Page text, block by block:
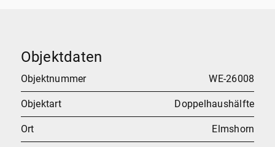
Objektdaten
Objektnummer WE-26008
Objektart Doppelhaushälfte
Ort Elmshorn